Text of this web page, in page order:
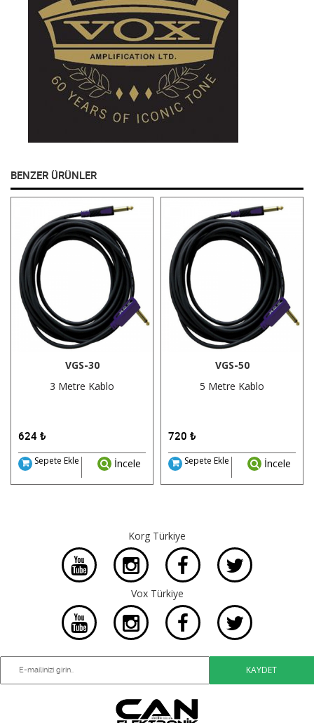
BENZER ÜRÜNLER
VGS-30
3 Metre Kablo
624 ₺
Sepete Ekle İncele
VGS-50
5 Metre Kablo
720 ₺
Sepete Ekle İncele
Korg Türkiye
Vox Türkiye